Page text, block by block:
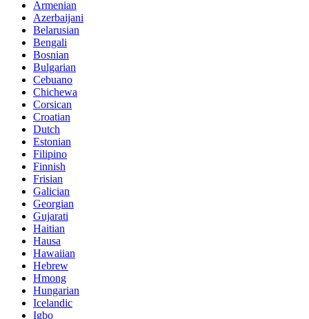
Armenian
Azerbaijani
Belarusian
Bengali
Bosnian
Bulgarian
Cebuano
Chichewa
Corsican
Croatian
Dutch
Estonian
Filipino
Finnish
Frisian
Galician
Georgian
Gujarati
Haitian
Hausa
Hawaiian
Hebrew
Hmong
Hungarian
Icelandic
Igbo